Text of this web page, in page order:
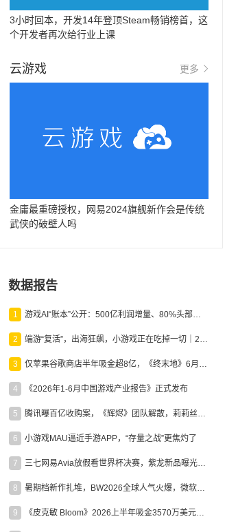
3小时回本，开发14年登顶Steam畅销榜首，这
个开发者再次给行业上课
云游戏 更多
金庸最重磅授权，网易2024旗舰新作会是传统
武侠的破壁人吗
数据报告
1 游戏AI“账本”公开：500亿利润增量、80%头部入局，谁在闷声发财？
2 端游“复活”，出海狂飙，小游戏正在吃掉一切｜2026上半年产业报告
3 仅苹果谷歌商店半年吸金超8亿，《终末地》6月份收入显著回暖
4 《2026年1-6月中国游戏产业报告》正式发布
5 腾讯曝百亿收购案，《辉烬》团队解散，莉莉丝新作曝光｜陀螺周报
6 小游戏MAU逼近手游APP，“存量之战”更焦灼了
7 三七网易Avia放假看世界杯决赛，紫龙新品曝光，米哈游新作上线 | 陀螺周报
8 暑期档新作扎堆，BW2026全球人气火爆，微软XBOX大裁员|陀螺周报
9 《皮克敏 Bloom》2026上半年吸金3570万美元，中国台湾成最大市场